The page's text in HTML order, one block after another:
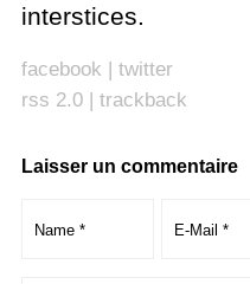
interstices.
facebook | twitter
rss 2.0| trackback
Laisser un commentaire